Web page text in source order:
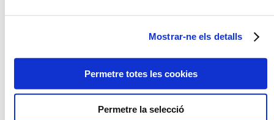
Mostrar-ne els detalls
Permetre totes les cookies
Permetre la selecció
Microones